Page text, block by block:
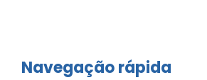
Navegação rápida